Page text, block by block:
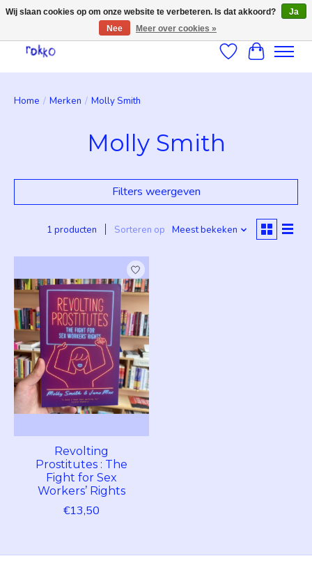
Verlanglijst
Home / Merken / Molly Smith
Molly Smith
Filters weergeven
1 producten Sorteren op Meest bekeken
Revolting
Prostitutes : The
Fight for Sex
Workers’ Rights
€13,50
Wij slaan cookies op om onze website te verbeteren. Is dat akkoord?
Ja
Nee
Meer over cookies »